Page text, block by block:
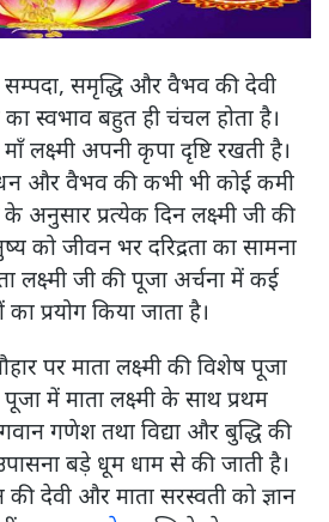
सम्पदा, समृद्धि और वैभव की देवी
का स्वभाव बहुत ही चंचल होता है।
लक्ष्मी अपनी कृपा दृष्टि रखती है।
और वैभव की कभी भी कोई कमी
अनुसार प्रत्येक दिन लक्ष्मी जी की
को जीवन भर दरिद्रता का सामना
लक्ष्मी जी की पूजा अर्चना में कई
प्रयोग किया जाता है।
पर माता लक्ष्मी की विशेष पूजा
में माता लक्ष्मी के साथ प्रथम
गणेश तथा विद्या और बुद्धि की
बड़े धूम धाम से की जाती है।
की देवी और माता सरस्वती को ज्ञान